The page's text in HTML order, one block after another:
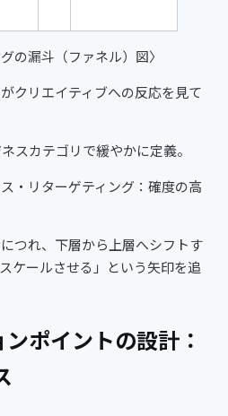
の漏斗（ファネル）図〉
クリエイティブへの反応を見て
スカテゴリで緩やかに定義。
・リターゲティング：確度の高
つれ、下層から上層へシフトす
ケールさせる」という矢印を追
ポイントの設計：